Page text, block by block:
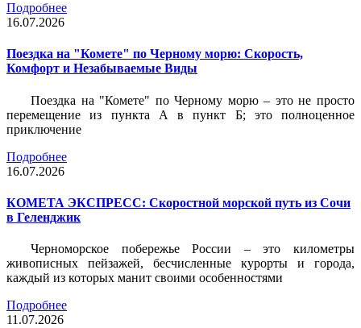
Подробнее
16.07.2026
Поездка на "Комете" по Черному морю: Скорость,
Комфорт и Незабываемые Виды
Поездка на "Комете" по Черному морю – это не просто
перемещение из пункта А в пункт Б; это полноценное
приключение
Подробнее
16.07.2026
КОМЕТА ЭКСПРЕСС: Скоростной морской путь из Сочи
в Геленджик
Черноморское побережье России – это километры
живописных пейзажей, бесчисленные курорты и города,
каждый из которых манит своими особенностями
Подробнее
11.07.2026